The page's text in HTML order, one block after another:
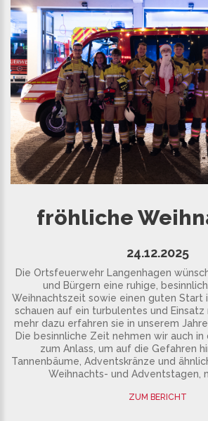
fröhliche
24.12.2025
Die Ortsfeuerwehr Langenhagen
und Bürgern eine ruhige,
Weihnachtszeit sowie einen guten Start
schauen auf ein turbulentes und Einsatz
mehr dazu erfahren sie in unserem
Die besinnliche Zeit nehmen wir auch
zum Anlass, um auf die Gefahren
Tannenbäume, Adventskränze und
Weihnachts- und Adventstagen,
ZUM BERICHT